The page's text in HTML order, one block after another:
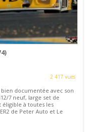
2 417 vues
bien documentée avec son
7 neuf, large set de
éligible à toutes les
de Peter Auto et Le